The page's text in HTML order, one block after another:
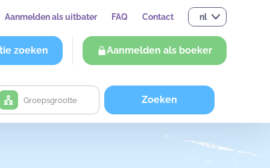
Aanmelden als uitbater FAQ Contact nl
zoeken Aanmelden als boeker
Zoeken